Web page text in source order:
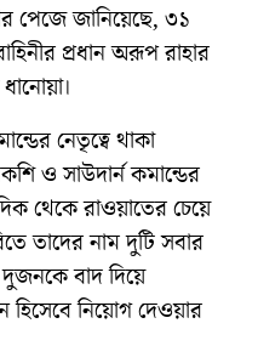
পেজে জানিয়েছে, ৩১
প্রধান অরূপ রাহার
নেতৃত্বে থাকা
ও সাউদার্ন কমান্ডের
থেকে রাওয়াতের চেয়ে
তাদের নাম দুটি সবার
বাদ দিয়ে
হিসেবে নিয়োগ দেওয়ার